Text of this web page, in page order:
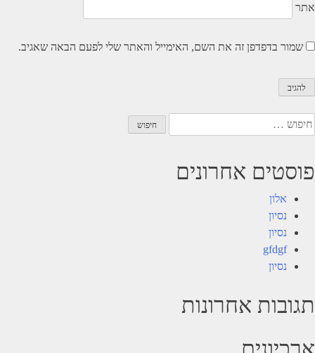
אתר
שמור בדפדפן זה את השם, האימייל והאתר שלי לפעם הבאה שאגיב.
חיפוש:
פוסטים אחרונים
אלון
נסיון
נסיון
gfdgf
נסיון
תגובות אחרונות